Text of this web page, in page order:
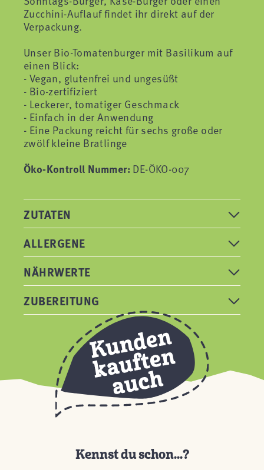
Zucchini-Auflauf findet ihr direkt auf der
Verpackung.
Unser Bio-Tomatenburger mit Basilikum auf
einen Blick:
- Vegan, glutenfrei und ungesüßt
- Bio-zertifiziert
- Leckerer, tomatiger Geschmack
- Einfach in der Anwendung
- Eine Packung reicht für sechs große oder
zwölf kleine Bratlinge
Öko-Kontroll Nummer: DE-ÖKO-007
ZUTATEN
ALLERGENE
NÄHRWERTE
ZUBEREITUNG
Kennst du schon...?